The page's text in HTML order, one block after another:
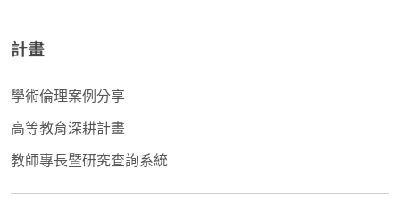
計畫
學術倫理案例分享
高等教育深耕計畫
教師專長暨研究查詢系統